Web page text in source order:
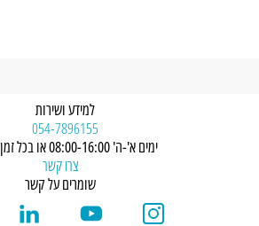
למידע ושירות
054-7896155
ימים א'-ה' 08:00-16:00 או בכל זמן באתר
צרו קשר
שומרים על קשר